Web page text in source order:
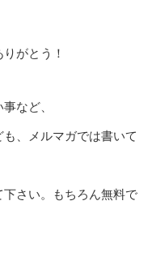
がとう！
など、
、メルマガでは書いて
さい。もちろん無料で